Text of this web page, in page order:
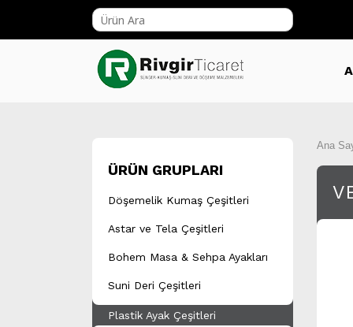
ÜRÜN GRUPLARI
Döşemelik Kumaş Çeşitleri
Astar ve Tela Çeşitleri
Bohem Masa & Sehpa Ayakları
Suni Deri Çeşitleri
Plastik Ayak Çeşitleri
Ana